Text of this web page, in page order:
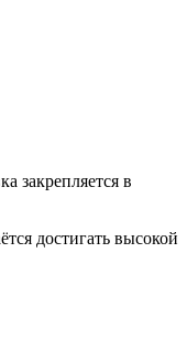
закрепляется в
достигать высокой